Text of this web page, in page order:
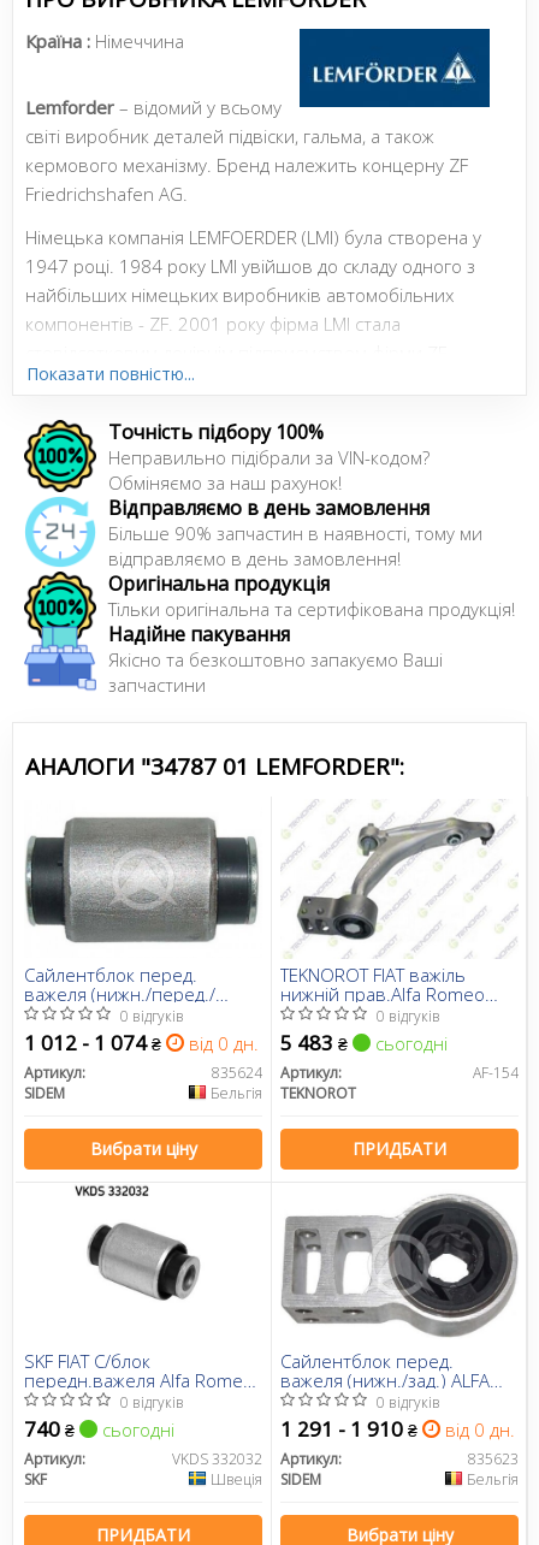
Країна : Німеччина
Lemforder – відомий у всьому
світі виробник деталей підвіски, гальма, а також
кермового механізму. Бренд належить концерну ZF
Friedrichshafen AG.
Німецька компанія LEMFOERDER (LMI) була створена у
1947 році. 1984 року LMI увійшов до складу одного з
найбільших німецьких виробників автомобільних
компонентів - ZF. 2001 року фірма LMI стала
Trading.
Сайт: https://aftermarket.zf.com/ru/ru/lemfoerder/home/
Усі запчастини LEMFORDER →
Показати повністю...
Точність підбору 100%
Неправильно підібрали за VIN-кодом?
Обміняємо за наш рахунок!
Відправляємо в день замовлення
Більше 90% запчастин в наявності, тому ми
відправляємо в день замовлення!
Оригінальна продукція
Тільки оригінальна та сертифікована продукція!
Надійне пакування
Якісно та безкоштовно запакуємо Ваші
запчастини
АНАЛОГИ "34787 01 LEMFORDER":
Сайлентблок перед.
важеля (нижн./перед./
зовн.) ALFA
159/Brera/Spider 05-
0 відгуків
1 012 - 1 074₴ від 0 дн.
Артикул:
835624
SIDEM
Бельгія
Вибрати ціну
TEKNOROT FIAT важіль
нижній прав.Alfa Romeo
159 05-
0 відгуків
5 483 ₴ сьогодні
Артикул:
AF-154
TEKNOROT
ПРИДБАТИ
SKF FIAT С/блок
передн.важеля Alfa Romeo
159 05-
0 відгуків
740 ₴ сьогодні
Артикул:
VKDS 332032
SKF
Швеція
ПРИДБАТИ
Сайлентблок перед.
важеля (нижн./зад.) ALFA
159/Brera/Spider 05- Пр.
0 відгуків
1 291 - 1 910 ₴ від 0 дн.
Артикул:
835623
SIDEM
Бельгія
Вибрати ціну